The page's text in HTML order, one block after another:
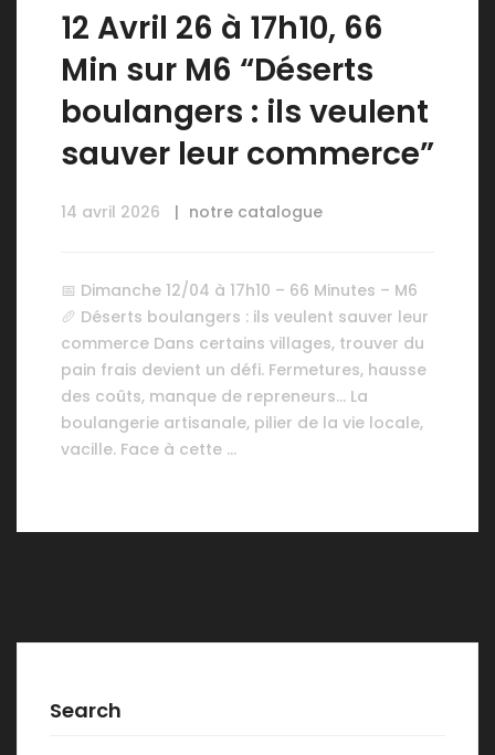
12 Avril 26 à 17h10, 66
Min sur M6 “Déserts
boulangers : ils veulent
sauver leur commerce”
14 avril 2026 notre catalogue
📅 Dimanche 12/04 à 17h10 – 66 Minutes – M6
🥖 Déserts boulangers : ils veulent sauver leur
commerce Dans certains villages, trouver du
pain frais devient un défi. Fermetures, hausse
des coûts, manque de repreneurs… La
boulangerie artisanale, pilier de la vie locale,
vacille. Face à cette …
Search